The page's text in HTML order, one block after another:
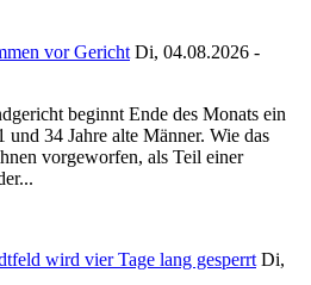
vor Gericht Di, 04.08.2026 -
beginnt Ende des Monats ein
und 34 Jahre alte Männer. Wie das
vorgeworfen, als Teil einer
wird vier Tage lang gesperrt Di,